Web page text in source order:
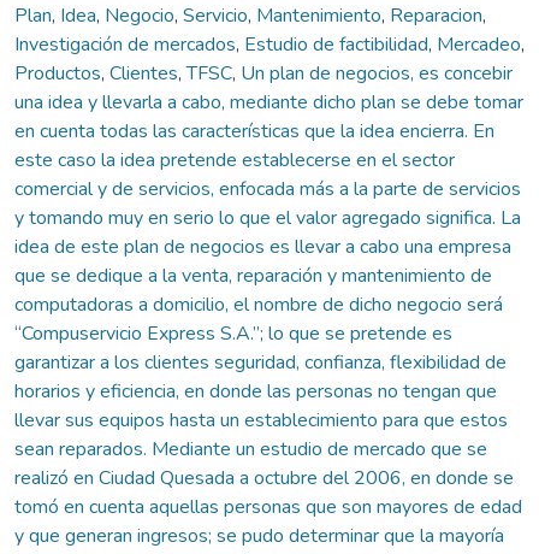
Plan, Idea, Negocio, Servicio, Mantenimiento, Reparacion,
Investigación de mercados, Estudio de factibilidad, Mercadeo,
Productos, Clientes,TFSC, Un plan de negocios, es concebir
una idea y llevarla a cabo, mediante dicho plan se debe tomar
en cuenta todas las características que la idea encierra. En
este caso la idea pretende establecerse en el sector
comercial y de servicios, enfocada más a la parte de servicios
y tomando muy en serio lo que el valor agregado significa. La
idea de este plan de negocios es llevar a cabo una empresa
que se dedique a la venta, reparación y mantenimiento de
computadoras a domicilio, el nombre de dicho negocio será
“Compuservicio Express S.A.”; lo que se pretende es
garantizar a los clientes seguridad, confianza, flexibilidad de
horarios y eficiencia, en donde las personas no tengan que
llevar sus equipos hasta un establecimiento para que estos
sean reparados. Mediante un estudio de mercado que se
realizó en Ciudad Quesada a octubre del 2006, en donde se
tomó en cuenta aquellas personas que son mayores de edad
y que generan ingresos; se pudo determinar que la mayoría